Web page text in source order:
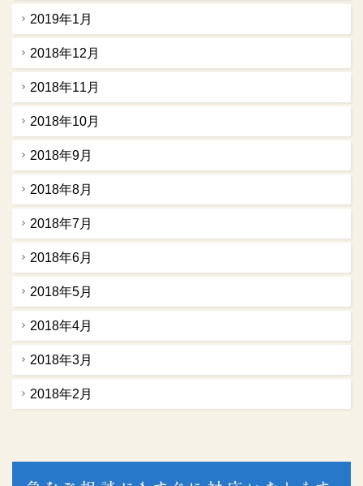
2019年1月
2018年12月
2018年11月
2018年10月
2018年9月
2018年8月
2018年7月
2018年6月
2018年5月
2018年4月
2018年3月
2018年2月